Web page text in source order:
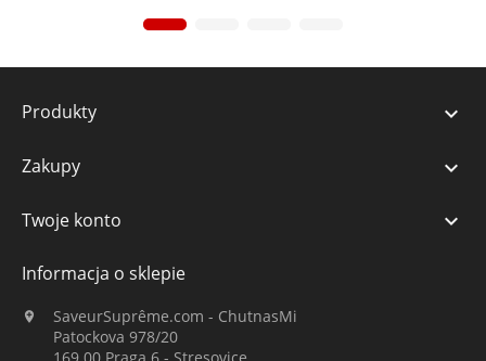
Produkty 
Zakupy 
Twoje konto 
Informacja o sklepie

SaveurSuprême.com - ChutnasMi
Patockova 978/20